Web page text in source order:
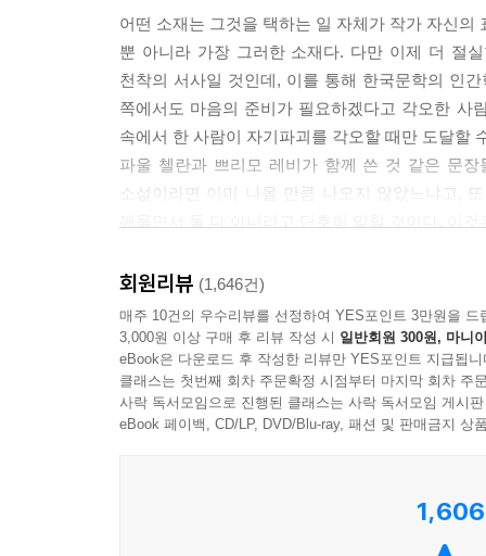
위해 노조활동을 하다 쫓겨난 ‘임선주’는 이후
고문을 당한다. 상무관에서 활발하게 활동하던 대
했고, 출소 후 트라우마로 고통받다 결국 자살하
잔인성’으로 과거뿐 아니라 지금까지도, 우리나
던진다.
펼쳐 보이며 그들의 아픔을 어루만지고 그 시대
혼자서 힘겹게 견뎌내야 하는 매일을 되새기며,
아래를 걷다가, 잘 마른 깨끗한 홑청 같은 바람이
건너가지 못한 동호, 이런 아침을 다시는 만나지
인간으로서의 우리가 이들에게 어떠한 대답을
상처 입은 영혼들이 “밝은 쪽으로, 빛이 비치는
어떤 소재는 그것을 택하는 일 자체가 작가 자신의
뿐 아니라 가장 그러한 소재다. 다만 이제 더 절
천착의 서사일 것인데, 이를 통해 한국문학의 인
쪽에서도 마음의 준비가 필요하겠다고 각오한 사
속에서 한 사람이 자기파괴를 각오할 때만 도달할
파울 첼란과 쁘리모 레비가 함께 쓴 것 같은 문
소설이라면 이미 나올 만큼 나오지 않았느냐고,
회원리뷰 (1,646건)
매주 10건의 우수리뷰를 선정하여 YES포인트 3만원을 드
3,000원 이상 구매 후 리뷰 작성 시 일반회원 300원, 마니
eBook은 다운로드 후 작성한 리뷰만 YES포인트 지급됩니
클래스는 첫번째 회차 주문확정 시점부터 마지막 회차 주
사락 독서모임으로 진행된 클래스는 사락 독서모임 게시
eBook 페이백, CD/LP, DVD/Blu-ray, 패션 및 판매금지 상
1,606